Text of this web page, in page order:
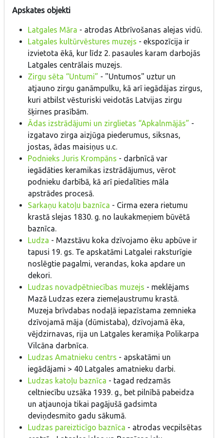
Apskates objekti
Latgales Māra - atrodas Atbrīvošanas alejas vidū.
Latgales kultūrvēstures muzejs - ekspozīcija ir
izvietota ēkā, kur līdz 2. pasaules karam darbojās
Latgales centrālais muzejs.
Zirgu sēta “Untumi” - "Untumos" uztur un
atjauno zirgu ganāmpulku, kā arī iegādājas zirgus,
kuri atbilst vēsturiski veidotās Latvijas zirgu
šķirnes prasībām.
Ādas izstrādājumi un zirglietas “Apkalnmājās” -
izgatavo zirga aizjūga piederumus, siksnas,
jostas, ādas maisiņus u.c.
Podnieks Juris Krompāns - darbnīcā var
iegādāties keramikas izstrādājumus, vērot
podnieku darbībā, kā arī piedalīties māla
apstrādes procesā.
Sarkaņu katoļu baznīca - Cirma ezera rietumu
krastā slejas 1830. g. no laukakmeņiem būvētā
baznīca.
Ludza - Mazstāvu koka dzīvojamo ēku apbūve ir
tapusi 19. gs. Te apskatāmi Latgalei raksturīgie
noslēgtie pagalmi, verandas, koka apdare un
dekori.
Ludzas novadpētniecības muzejs - meklējams
Mazā Ludzas ezera ziemeļaustrumu krastā.
Muzeja brīvdabas nodaļā iepazīstama zemnieka
dzīvojamā māja (dūmistaba), dzīvojamā ēka,
vējdzirnavas, rija un Latgales keramiķa Polikarpa
Vilcāna darbnīca.
Ludzas Amatnieku centrs - apskatāmi un
iegādājami > 40 Latgales amatnieku darbi.
Ludzas katoļu baznīca - tagad redzamās
celtniecību uzsāka 1939. g., bet pilnībā pabeidza
un atjaunoja tikai pagājušā gadsimta
deviņdesmito gadu sākumā.
Ludzas pareizticīgo baznīca - atrodas vecpilsētas